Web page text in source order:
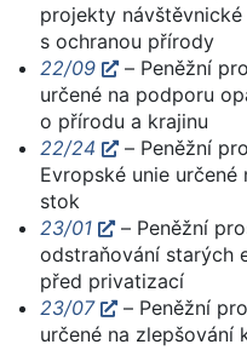
projekty
s ochranou přírody
22/09
– Peněžní
určené na podporu
o přírodu a krajinu
22/24
– Peněžní
Evropské unie
stok
23/01
– Peněžní
odstraňování starých
před privatizací
23/07
– Peněžní
určené na zlepšování